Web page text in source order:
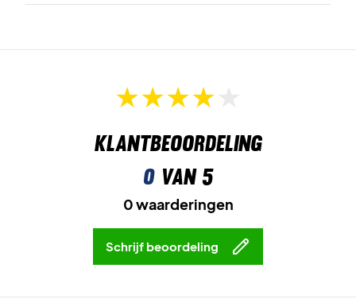
Klantbeoordeling
0van 5
0 waarderingen
Schrijf beoordeling